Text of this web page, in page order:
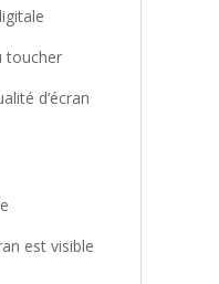
toucher
d’écran
est visible